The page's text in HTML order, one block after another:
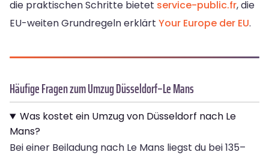
die praktischen Schritte bietet service-public.fr, die
EU-weiten Grundregeln erklärt Your Europe der EU.
Häufige Fragen zum Umzug Düsseldorf–Le Mans
Was kostet ein Umzug von Düsseldorf nach Le
Mans?
Bei einer Beiladung nach Le Mans liegst du bei 135–